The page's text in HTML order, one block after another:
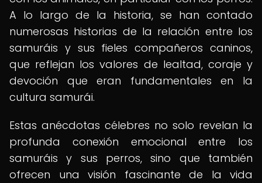
A lo largo de la historia, se han contado
numerosas historias de la relación entre los
samuráis y sus fieles compañeros caninos,
que reflejan los valores de lealtad, coraje y
devoción que eran fundamentales en la
cultura samurái.
Estas anécdotas célebres no solo revelan la
profunda conexión emocional entre los
samuráis y sus perros, sino que también
ofrecen una visión fascinante de la vida